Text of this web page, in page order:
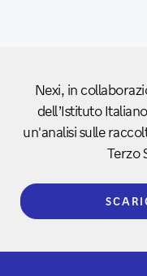
Nexi, in
dell’Istituto
un'analisi sulle
Terzo